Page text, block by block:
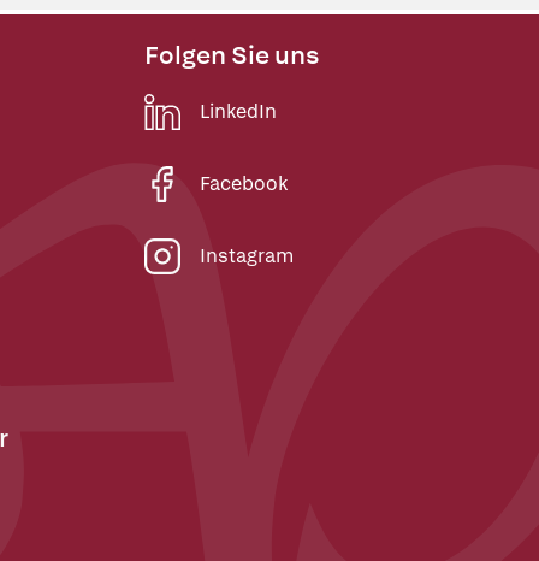
Folgen Sie uns
LinkedIn
Facebook
Instagram